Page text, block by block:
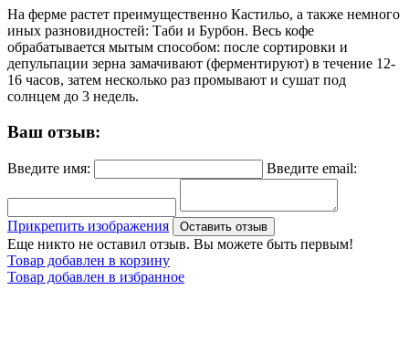
На ферме растет преимущественно Кастильо, а также немного
иных разновидностей: Таби и Бурбон. Весь кофе
обрабатывается мытым способом: после сортировки и
депульпации зерна замачивают (ферментируют) в течение 12-
16 часов, затем несколько раз промывают и сушат под
солнцем до 3 недель.
Ваш отзыв:
Введите имя: Введите email:
Прикрепить изображения Оставить отзыв
Еще никто не оставил отзыв. Вы можете быть первым!
Товар добавлен в корзину
Товар добавлен в избранное